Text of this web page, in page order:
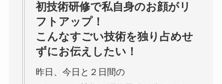
初技術研修で私自身のお顔がリ
フトアップ！
こんなすごい技術を独り占めせ
ずにお伝えしたい！
昨日、今日と２日間の